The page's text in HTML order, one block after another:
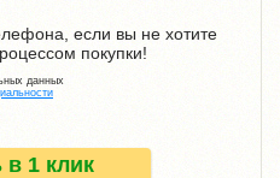
в 1 клик
если вы не хотите
покупки!
данных